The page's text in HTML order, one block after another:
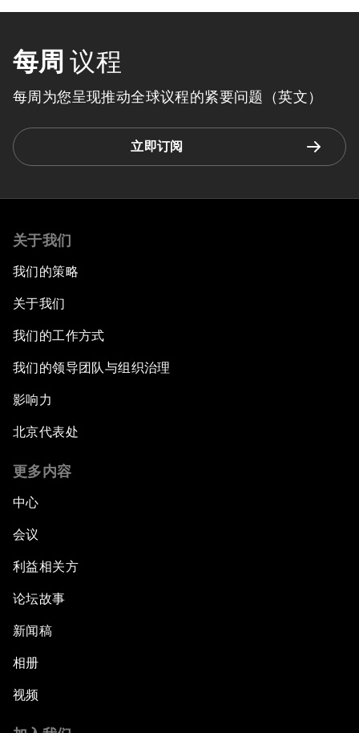
每周 议程
每周为您呈现推动全球议程的紧要问题（英文）
立即订阅
关于我们
我们的策略
关于我们
我们的工作方式
我们的领导团队与组织治理
影响力
北京代表处
更多内容
中心
会议
利益相关方
论坛故事
新闻稿
相册
视频